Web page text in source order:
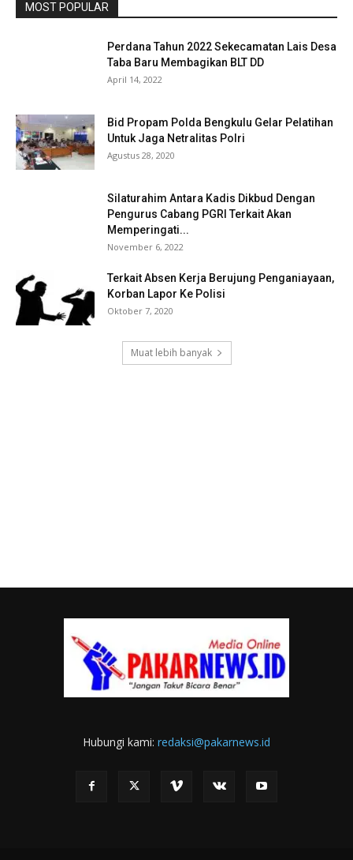
MOST POPULAR
Perdana Tahun 2022 Sekecamatan Lais Desa
Taba Baru Membagikan BLT DD
April 14, 2022
Bid Propam Polda Bengkulu Gelar Pelatihan
Untuk Jaga Netralitas Polri
Agustus 28, 2020
Silaturahim Antara Kadis Dikbud Dengan
Pengurus Cabang PGRI Terkait Akan
Memperingati...
November 6, 2022
Terkait Absen Kerja Berujung Penganiayaan,
Korban Lapor Ke Polisi
Oktober 7, 2020
Muat lebih banyak
Hubungi kami: redaksi@pakarnews.id